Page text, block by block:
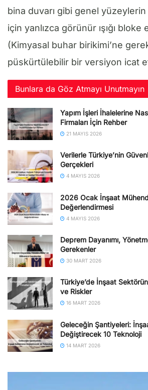
bina duvarı gibi genel
için yanlızca görünür ışığı bloke
(Kimyasal buhar birikimi’ne
püskürtülebilir bir versiyon icat
Bunlara da Göz Atmayı Unutmayın
Yapım İşleri İhalelerine
Firmaları İçin Rehber
21 MAYIS 2026
Verilerle Türkiye’nin
Gerçekleri
4 MAYIS 2026
2026 Ocak İnşaat
Değerlendirmesi
4 MAYIS 2026
Deprem Dayanımı,
Gerekenler
30 MART 2026
Türkiye’de İnşaat
ve Riskler
16 MART 2026
Geleceğin Şantiyeleri:
Değiştirecek 10 Teknoloji
14 MART 2026